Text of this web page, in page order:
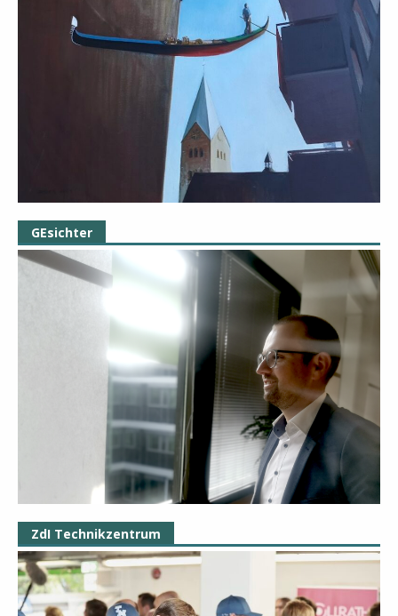
GEsichter
ZdI Technikzentrum